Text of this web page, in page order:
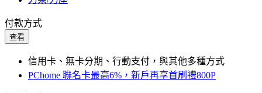
付款方式
查看
信用卡、無卡分期、行動支付，與其他多種方式
PChome 聯名卡最高6%，新戶再享首刷禮800P